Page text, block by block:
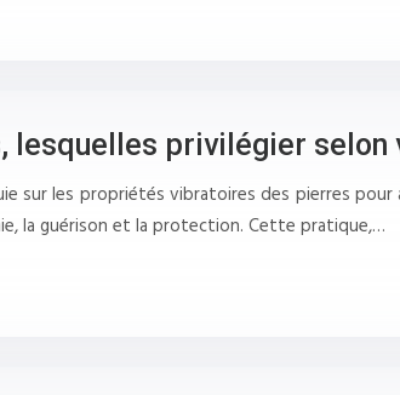
privilégier selon
sur les propriétés vibratoires des pierres
la guérison et la protection. Cette pratique,…